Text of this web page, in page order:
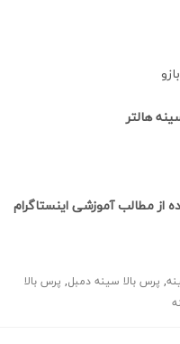
هالتر
از مطالب آموزشیاینستاگرام
, پرس بالا سینه دمبل, پرس بالا